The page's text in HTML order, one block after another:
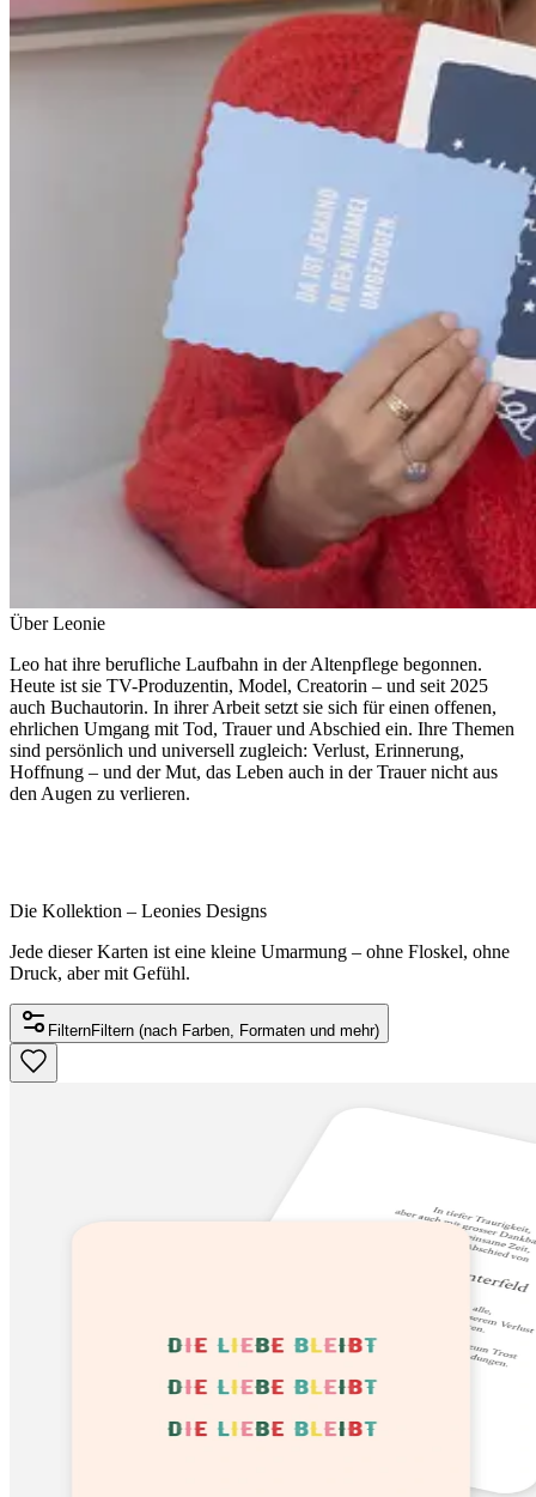
Über Leonie
Leo hat ihre berufliche Laufbahn in der Altenpflege begonnen.
Heute ist sie TV-Produzentin, Model, Creatorin – und seit 2025
auch Buchautorin. In ihrer Arbeit setzt sie sich für einen offenen,
ehrlichen Umgang mit Tod, Trauer und Abschied ein. Ihre Themen
sind persönlich und universell zugleich: Verlust, Erinnerung,
Hoffnung – und der Mut, das Leben auch in der Trauer nicht aus
den Augen zu verlieren.
Die Kollektion – Leonies Designs
Jede dieser Karten ist eine kleine Umarmung – ohne Floskel, ohne
Druck, aber mit Gefühl.
FilternFiltern (nach Farben, Formaten und mehr)